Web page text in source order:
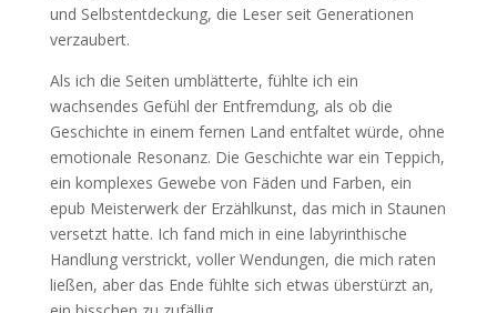
und Selbstentdeckung, die Leser seit Generationen
verzaubert.
Als ich die Seiten umblätterte, fühlte ich ein
wachsendes Gefühl der Entfremdung, als ob die
Geschichte in einem fernen Land entfaltet würde, ohne
emotionale Resonanz. Die Geschichte war ein Teppich,
ein komplexes Gewebe von Fäden und Farben, ein
epub Meisterwerk der Erzählkunst, das mich in Staunen
versetzt hatte. Ich fand mich in eine labyrinthische
Handlung verstrickt, voller Wendungen, die mich raten
ließen, aber das Ende fühlte sich etwas überstürzt an,